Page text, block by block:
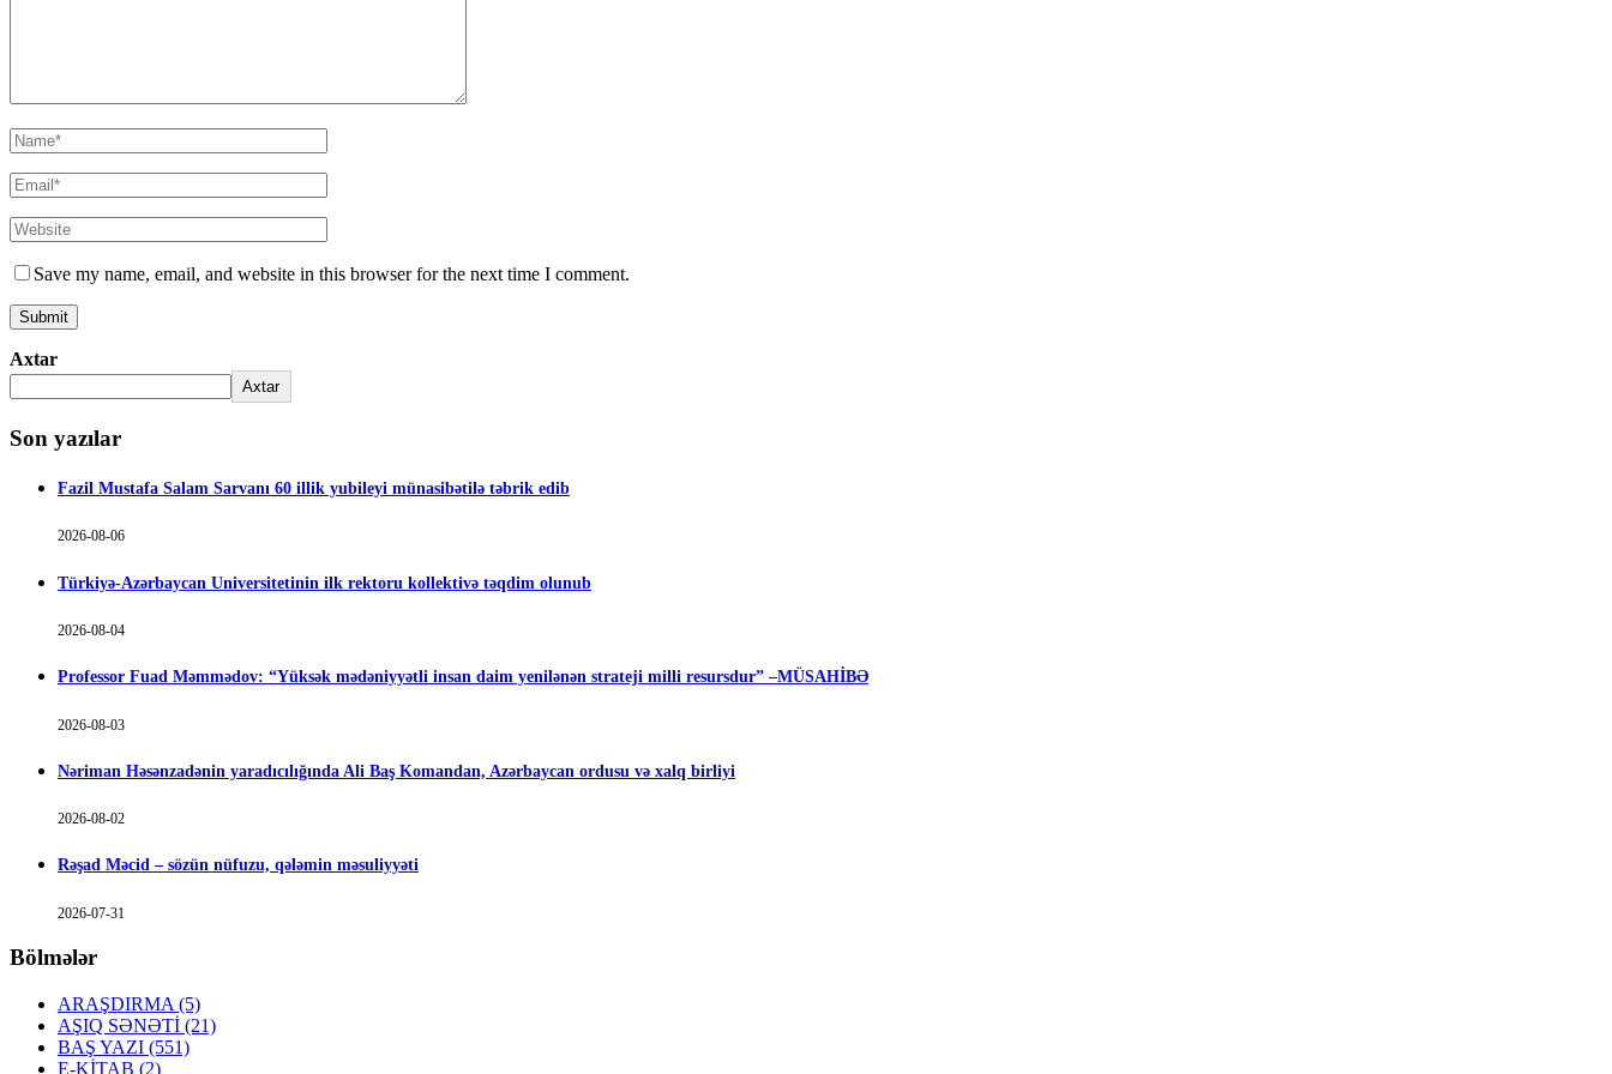
Save my name, email, and website in this browser for the next time I comment.
Axtar
Axtar
Son yazılar
Fazil Mustafa Salam Sarvanı 60 illik yubileyi münasibətilə təbrik edib
2026-08-06
Türkiyə-Azərbaycan Universitetinin ilk rektoru kollektivə təqdim olunub
2026-08-04
Professor Fuad Məmmədov: “Yüksək mədəniyyətli insan daim yenilənən strateji milli resursdur” –MÜSAHİBƏ
2026-08-03
Nəriman Həsənzadənin yaradıcılığında Ali Baş Komandan, Azərbaycan ordusu və xalq birliyi
2026-08-02
Rəşad Məcid – sözün nüfuzu, qələmin məsuliyyəti
2026-07-31
Bölmələr
ARAŞDIRMA (5)
AŞIQ SƏNƏTİ (21)
BAŞ YAZI (551)
E-KİTAB (2)